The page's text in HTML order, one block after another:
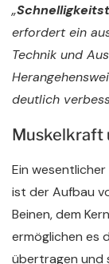
„
erfordert ein
Technik und
deutlich
Muskelkraft
Ein
ist der Aufbau
Beinen, dem
ermöglichen es
übertragen und